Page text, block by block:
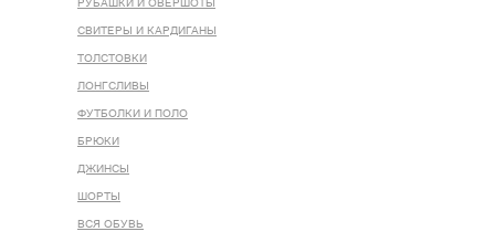
РУБАШКИ И ОВЕРШОТЫ
СВИТЕРЫ И КАРДИГАНЫ
ТОЛСТОВКИ
ЛОНГСЛИВЫ
ФУТБОЛКИ И ПОЛО
БРЮКИ
ДЖИНСЫ
ШОРТЫ
ВСЯ ОБУВЬ